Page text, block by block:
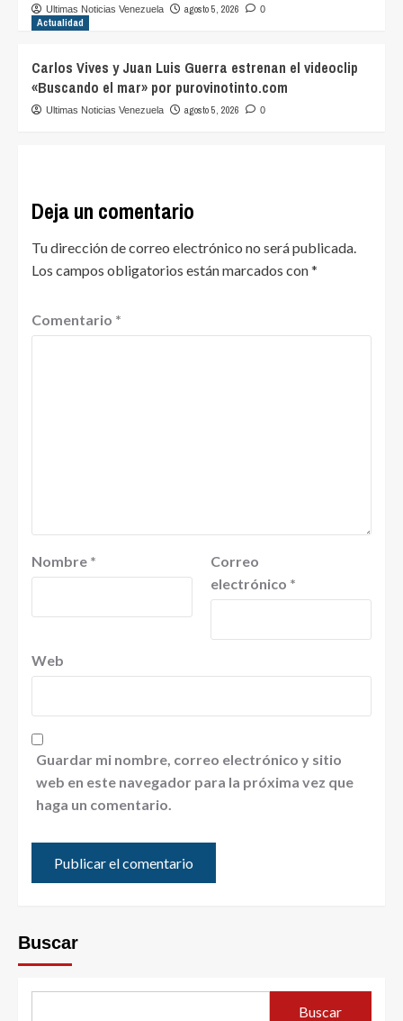
Ultimas Noticias Venezuela agosto 5, 2026 0
Actualidad
Carlos Vives y Juan Luis Guerra estrenan el videoclip
«Buscando el mar» por purovinotinto.com
Ultimas Noticias Venezuela agosto 5, 2026 0
Deja un comentario
Tu dirección de correo electrónico no será publicada.
Los campos obligatorios están marcados con*
Comentario *
Nombre *
Correo
electrónico *
Web
Guardar mi nombre, correo electrónico y sitio
web en este navegador para la próxima vez que
haga un comentario.
Buscar
Buscar